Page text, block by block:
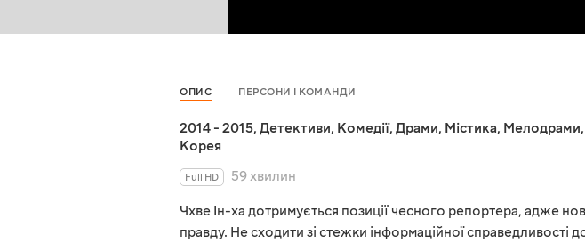
ОПИС ПЕРСОНИ І КОМАНДИ
2014 - 2015, Детективи, Комедії, Драми, Містика, Мелодрами,
Корея
Full HD
59 хвилин
Чхве Ін-ха дотримується позиції чесного репортера, адже
правду. Не сходити зі стежки інформаційної справедливості